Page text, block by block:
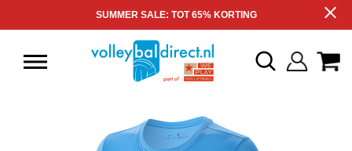
SUMMER SALE: TOT 65% KORTING